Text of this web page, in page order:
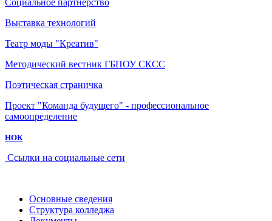
Выставка технологий
Театр моды "Креатив"
Методический вестник ГБПОУ СКСС
Поэтическая страничка
Проект "Команда будущего" - профессиональное
самоопределение
НОК
Ссылки на социальные сети
Основные сведения
Структура колледжа